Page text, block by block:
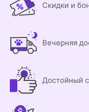
Скидки и
Вечерняя
Достойный